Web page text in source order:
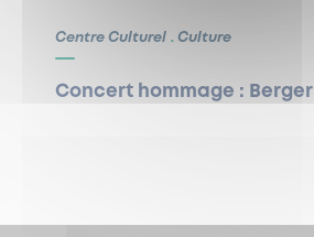
Centre Culturel Culture
Concert hommage : Berger